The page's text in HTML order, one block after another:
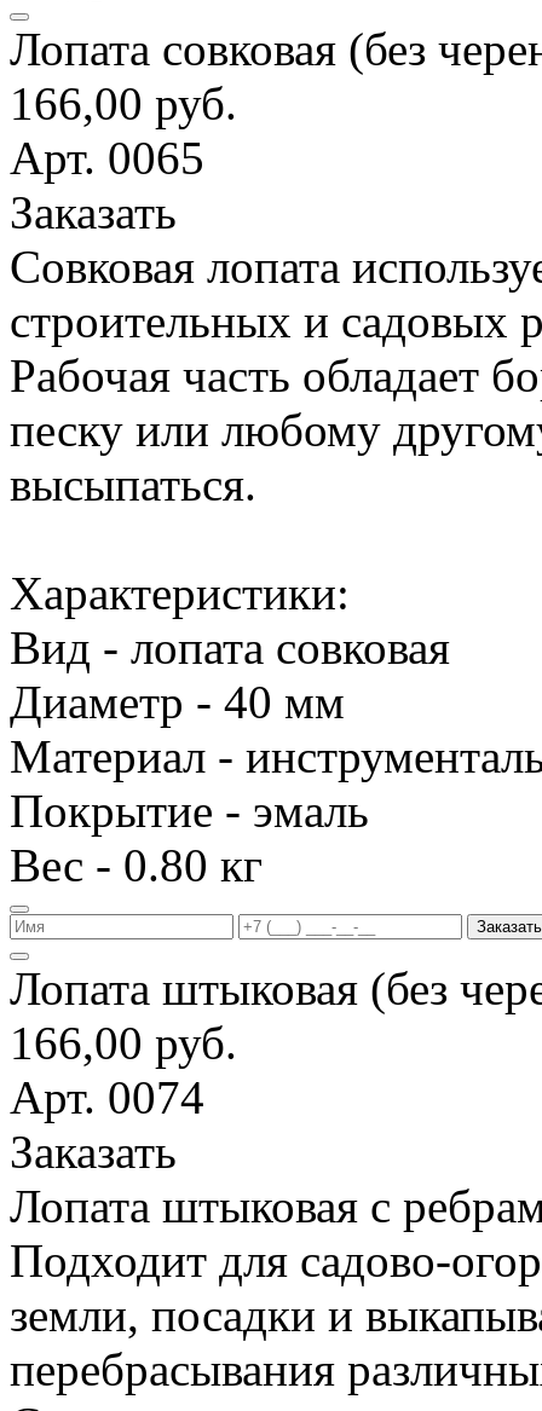
Лопата совковая (без
166,00 руб.
Арт. 0065
Заказать
Совковая лопата
строительных и садовых
Рабочая часть обладает
песку или любому
высыпаться.
Характеристики:
Вид - лопата совковая
Диаметр - 40 мм
Материал -
Покрытие - эмаль
Вес - 0.80 кг
Заказать
Лопата штыковая (без
166,00 руб.
Арт. 0074
Заказать
Лопата штыковая с
Подходит для садово-
земли, посадки и
перебрасывания